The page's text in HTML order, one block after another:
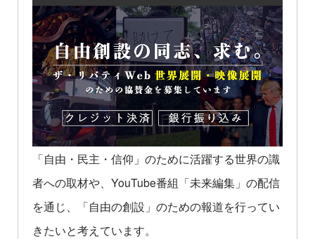
「自由・民主・信仰」のために活躍する世界の識
者への取材や、YouTube番組「未来編集」の配信
を通じ、「自由の創設」のための報道を行ってい
きたいと考えています。